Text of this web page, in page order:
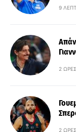
9
2
2